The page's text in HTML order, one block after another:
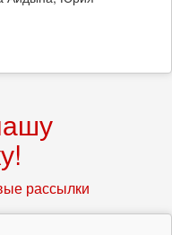
рассылки